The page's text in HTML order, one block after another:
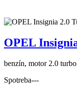
OPEL
benzín, motor 2.0
Spotreba---